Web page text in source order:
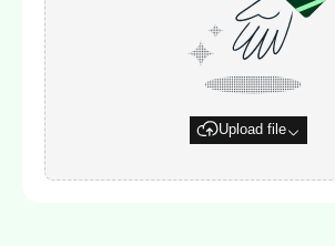
Upload file